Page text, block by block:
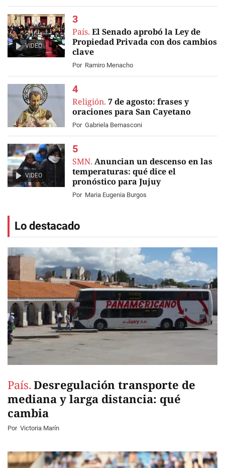
VIDEO
País. El Senado aprobó la Ley de
Propiedad Privada con dos cambios
clave
Por Ramiro Menacho
Religión. 7 de agosto: frases y
oraciones para San Cayetano
Por Gabriela Bernasconi
VIDEO
SMN. Anuncian un descenso en las
temperaturas: qué dice el
pronóstico para Jujuy
Por Maria Eugenia Burgos
Lo destacado
País. Desregulación transporte de
mediana y larga distancia: qué
cambia
Por Victoria Marín